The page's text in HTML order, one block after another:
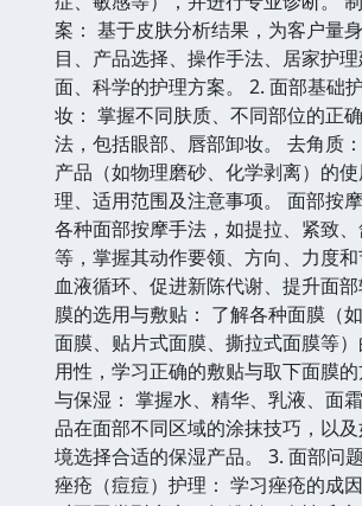
案： 基于皮肤分析结果，为客户量
目、产品选择、操作手法、居家护
面、科学的护理方案。 2. 面部基础
妆： 掌握不同肤质、不同部位的正
法，包括眼部、唇部卸妆。 去角质
产品（如物理磨砂、化学剥离）的
理、适用范围及注意事项。 面部按
各种面部按摩手法，如提拉、紧致
等，掌握其动作要领、方向、力度
血液循环、促进新陈代谢、提升面
膜的选用与敷贴： 了解各种面膜（
面膜、贴片式面膜、撕拉式面膜等
用性，学习正确的敷贴与取下面膜
与保湿： 掌握水、精华、乳液、面
品在面部不同区域的涂抹技巧，以
境选择合适的保湿产品。 3. 面部问
痤疮（痘痘）护理： 学习痤疮的成